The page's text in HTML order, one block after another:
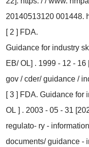
20140513120 001448.
[ 2 ] FDA.
Guidance for industry
EB/ OL] . 1999 - 12 -
gov / cder/ guidance /
[ 3 ] FDA. Guidance for
OL ] . 2003 - 05 - 31
regulato⁃ ry -
documents/ guidance -